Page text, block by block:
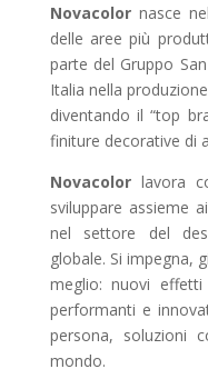
Novacolornasce
delle aree più
parte del Gruppo
Italia nella
diventando il “top
finiture decorative di
Novacolorlavora
sviluppare assieme
nel settore del
globale. Si impegna,
meglio: nuovi
performanti e
persona, soluzioni
mondo.